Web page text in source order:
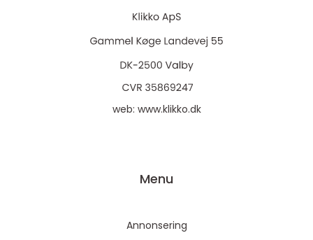
web: www.klikko.dk
Menu
Annonsering